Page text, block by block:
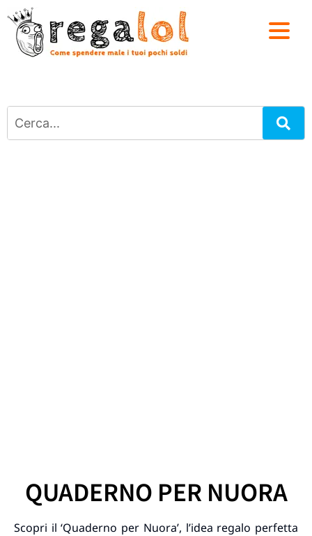
QUADERNO PER NUORA
Scopri il ‘Quaderno per Nuora’, l’idea regalo perfetta